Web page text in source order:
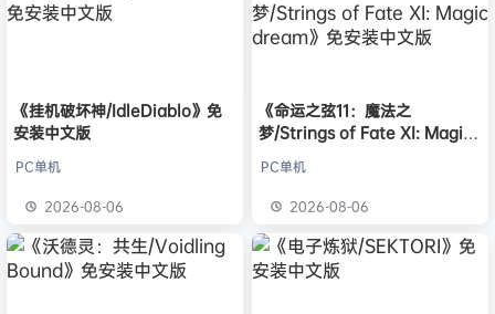
《挂机破坏神/IdleDiablo》免
安装中文版
PC单机
2026-08-06
《命运之弦11：魔法之
梦/Strings of Fate XI: Magic
PC单机
2026-08-06